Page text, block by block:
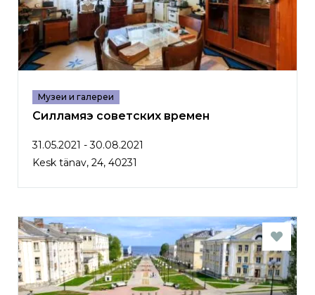
Музеи и галереи
Силламяэ советских времен
31.05.2021 - 30.08.2021
Kesk tänav, 24, 40231